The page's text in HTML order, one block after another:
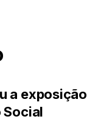
a exposição
Social